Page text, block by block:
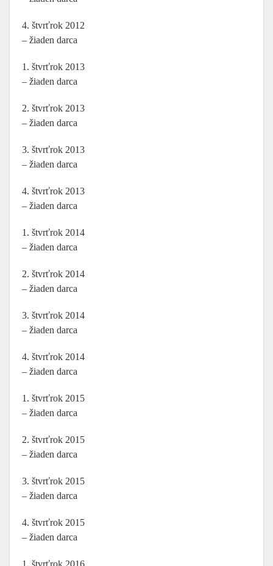
4. štvrťrok 2012
– žiaden darca
1. štvrťrok 2013
– žiaden darca
2. štvrťrok 2013
– žiaden darca
3. štvrťrok 2013
– žiaden darca
4. štvrťrok 2013
– žiaden darca
1. štvrťrok 2014
– žiaden darca
2. štvrťrok 2014
– žiaden darca
3. štvrťrok 2014
– žiaden darca
4. štvrťrok 2014
– žiaden darca
1. štvrťrok 2015
– žiaden darca
2. štvrťrok 2015
– žiaden darca
3. štvrťrok 2015
– žiaden darca
4. štvrťrok 2015
– žiaden darca
1. štvrťrok 2016